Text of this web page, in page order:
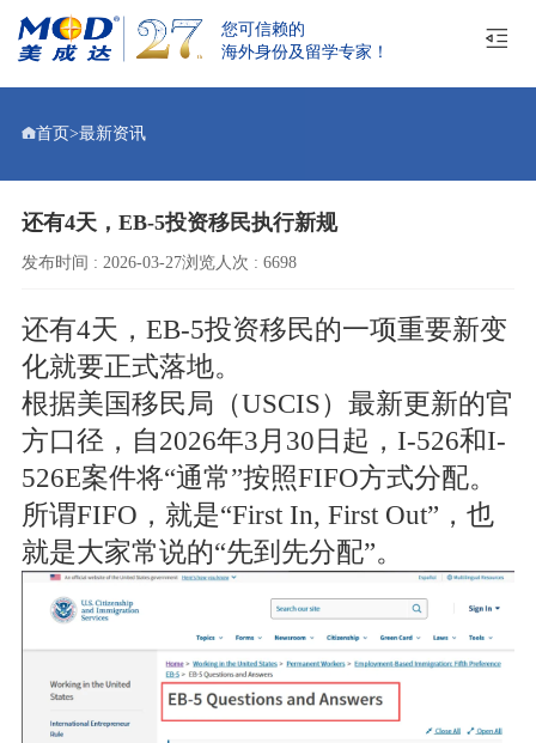
您可信赖的
海外身份及留学专家！
首页>最新资讯
还有4天，EB-5投资移民执行新规
发布时间 : 2026-03-27浏览人次 : 6698
还有4天，EB-5投资移民的一项重要新变
化就要正式落地。
根据美国移民局（USCIS）最新更新的官
方口径，自2026年3月30日起，I-526和I-
526E案件将“通常”按照FIFO方式分配。
所谓FIFO，就是“First In, First Out”，也
就是大家常说的“先到先分配”。